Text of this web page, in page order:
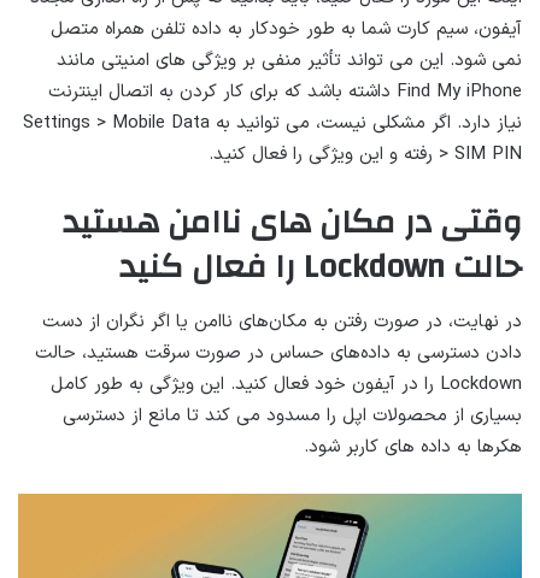
آیفون، سیم کارت شما به طور خودکار به داده تلفن همراه متصل
نمی شود. این می تواند تأثیر منفی بر ویژگی های امنیتی مانند
Find My iPhone داشته باشد که برای کار کردن به اتصال اینترنت
نیاز دارد. اگر مشکلی نیست، می توانید به Settings > Mobile Data
> SIM PIN رفته و این ویژگی را فعال کنید.
وقتی در مکان های ناامن هستید
حالت Lockdown را فعال کنید
در نهایت، در صورت رفتن به مکان‌های ناامن یا اگر نگران از دست
دادن دسترسی به داده‌های حساس در صورت سرقت هستید، حالت
Lockdown را در آیفون خود فعال کنید. این ویژگی به طور کامل
بسیاری از محصولات اپل را مسدود می کند تا مانع از دسترسی
هکرها به داده های کاربر شود.